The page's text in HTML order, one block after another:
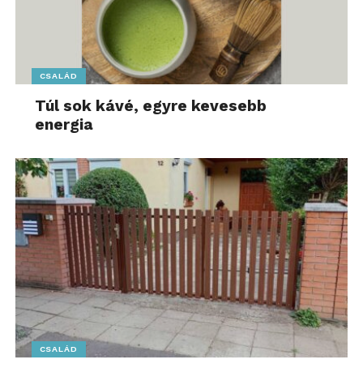
CSALÁD
Túl sok kávé, egyre kevesebb
energia
CSALÁD